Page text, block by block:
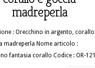
madreperla
: Orecchino in argento, corallo
madreperla Nome articolo :
fantasia corallo Codice : OR-121